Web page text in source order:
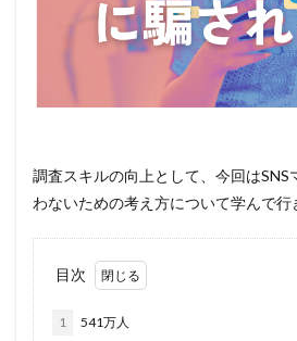
調査スキルの向上として、今回はSNS
わないための考え方について学んで行
目次
1 541万人